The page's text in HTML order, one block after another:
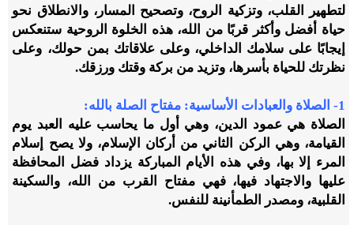
لتطهير القلب، وتزكية الروح، وتصحيح المسار، والانطلاق نحو
حياة أفضل وأكثر قربًا من الله، هذه الخلوة الروحية ستنعكس
إيجابًا على سلامك الداخلي، وعلى علاقاتك بمن حولك، وعلى
نظرتك للحياة بأسرها، وتزيد من بركة وقتك ورزقك.
1- الصلاة والعبادات الأساسية: مفتاح الصلة بالله
:
الصلاة هي عمود الدين، وهي أول ما يحاسب عليه العبد يوم
القيامة، وهي الركن الثاني من أركان الإسلام، ولا يصح إسلام
المرء إلا بها، وفي هذه الأيام المباركة يزداد فضل المحافظة
عليها والاجتهاد فيها، فهي مفتاح القرب من الله، والسكينة
القلبية، ومصدر الطمأنينة للنفس.